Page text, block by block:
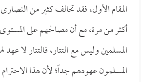
المقام الأول، فقد تحالف كثير من النصارى
أكثر من مرة، مع أن مصالحهم على
المسلمين وليس مع التتار، فالتتار لا عهد
المسلمون عهودهم جداً؛ لأن هذا